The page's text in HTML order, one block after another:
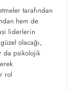
tarafından
hem de
liderlerin
olacağı,
da psikolojik
rol